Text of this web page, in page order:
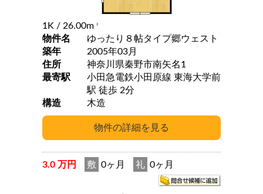
1K / 26.00m 2
物件名
ゆったり８帖タイプ郷ウェスト
築年
2005年03月
住所
神奈川県秦野市南矢名1
最寄駅
小田急電鉄小田原線 東海大学前
駅 徒歩 2分
構造
木造
3.0 万円 敷 0ヶ月 礼 0ヶ月